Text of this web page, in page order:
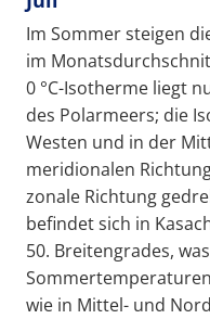
Im Sommer steigen
im
0 °C-Isotherme liegt
des Polarmeers; die
Westen und in der
meridionalen
zonale Richtung
befindet sich in
50. Breitengrades,
wie in Mittel- und